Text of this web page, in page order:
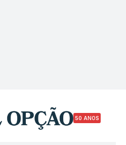
50 ANOS